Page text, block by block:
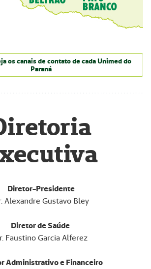
os canais de contato de cada Unimed do
Paraná
Diretor-Presidente
Alexandre Gustavo Bley
Diretor de Saúde
Faustino Garcia Alferez
Administrativo e Financeiro